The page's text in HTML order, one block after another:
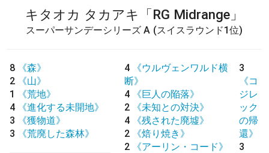
キタオカ タカアキ 「RG Midrange」
スーパーサンデーシリーズ A (スイスラウンド1位)
8
《森》
2
《山》
1
《荒地》
4
《進化する未開地》
3
《獲物道》
3
《荒廃した森林》
4
《ウルヴェンワルド横
断》
4
《巨人の陥落》
2
《未知との対決》
4
《残された廃墟》
2
《焙り焼き》
2
《アーリン・コード》
3
《コ
ジレ
ック
の帰
還》
3